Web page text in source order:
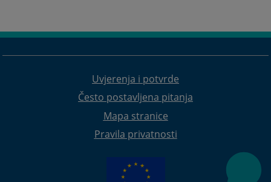
Uvjerenja i potvrde
Često postavljena pitanja
Mapa stranice
Pravila privatnosti